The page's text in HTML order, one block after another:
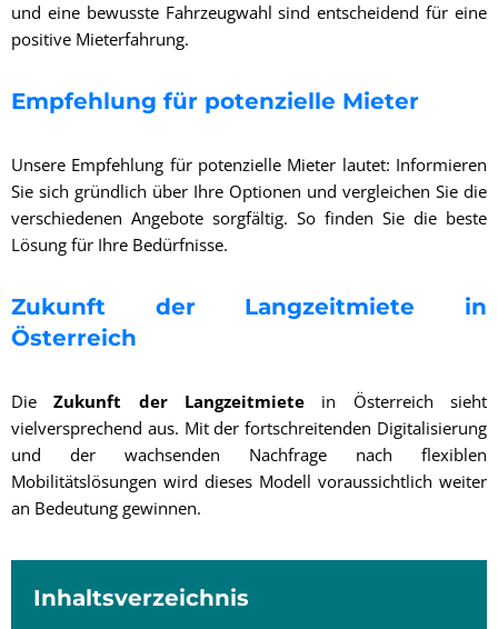
und eine bewusste Fahrzeugwahl sind entscheidend für eine
positive Mieterfahrung.
Empfehlung für potenzielle Mieter
Unsere Empfehlung für potenzielle Mieter lautet: Informieren
Sie sich gründlich über Ihre Optionen und vergleichen Sie die
verschiedenen Angebote sorgfältig. So finden Sie die beste
Lösung für Ihre Bedürfnisse.
Zukunft der Langzeitmiete in
Österreich
DieZukunft der Langzeitmiete in Österreich sieht
vielversprechend aus. Mit der fortschreitenden Digitalisierung
und der wachsenden Nachfrage nach flexiblen
Mobilitätslösungen wird dieses Modell voraussichtlich weiter
an Bedeutung gewinnen.
Inhaltsverzeichnis